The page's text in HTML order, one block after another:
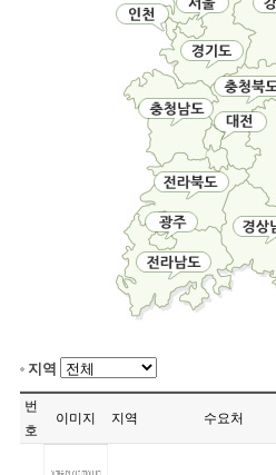
지역
번
호
이미지 지역 수요처